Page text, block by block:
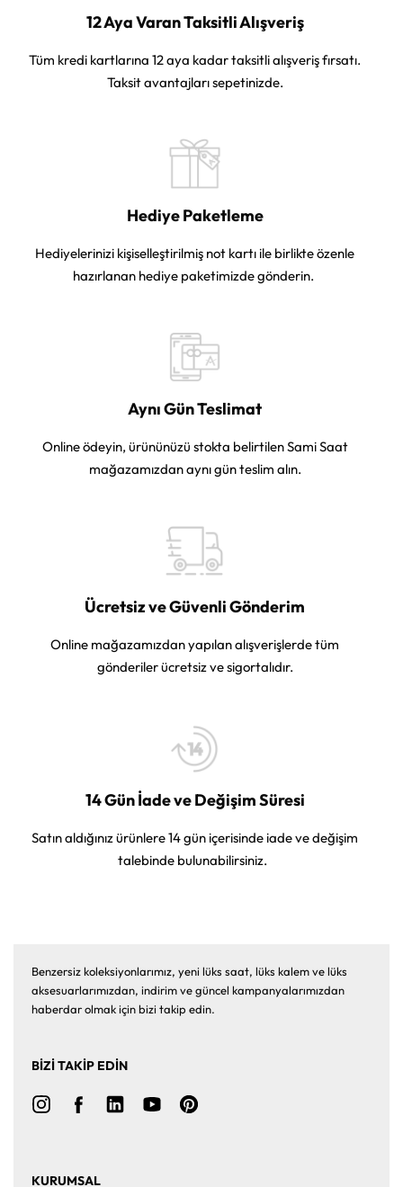
12 Aya Varan Taksitli Alışveriş
Tüm kredi kartlarına 12 aya kadar taksitli alışveriş fırsatı.
Taksit avantajları sepetinizde.
Hediye Paketleme
Hediyelerinizi kişiselleştirilmiş not kartı ile birlikte özenle
hazırlanan hediye paketimizde gönderin.
Aynı Gün Teslimat
Online ödeyin, ürününüzü stokta belirtilen Sami Saat
mağazamızdan aynı gün teslim alın.
Ücretsiz ve Güvenli Gönderim
Online mağazamızdan yapılan alışverişlerde tüm
gönderiler ücretsiz ve sigortalıdır.
14 Gün İade ve Değişim Süresi
Satın aldığınız ürünlere 14 gün içerisinde iade ve değişim
talebinde bulunabilirsiniz.
Benzersiz koleksiyonlarımız, yeni lüks saat, lüks kalem ve lüks
aksesuarlarımızdan, indirim ve güncel kampanyalarımızdan
haberdar olmak için bizi takip edin.
BİZİ TAKİP EDİN
KURUMSAL